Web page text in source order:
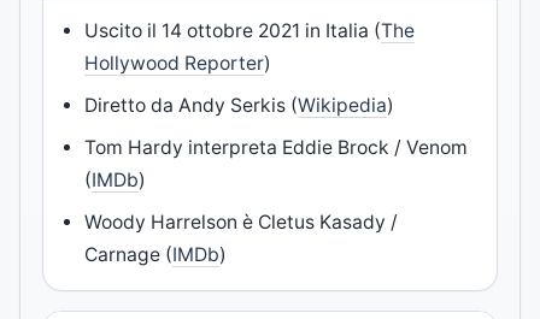
Uscito il 14 ottobre 2021 in Italia (The
Hollywood Reporter)
Diretto da Andy Serkis (Wikipedia)
Tom Hardy interpreta Eddie Brock / Venom
(IMDb)
Woody Harrelson è Cletus Kasady /
Carnage (IMDb)